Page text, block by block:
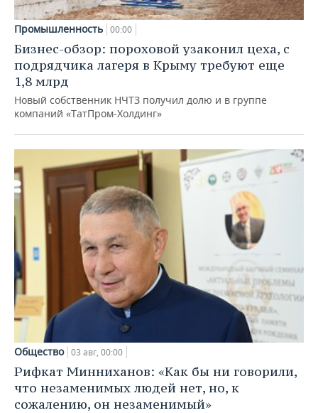
Промышленность 00:00
Бизнес-обзор: пороховой узаконил цеха, с
подрядчика лагеря в Крыму требуют еще
1,8 млрд
Новый собственник НЧТЗ получил долю и в группе
компаний «ТатПром-Холдинг»
Общество 03 авг, 00:00
Рифкат Минниханов: «Как бы ни говорили,
что незаменимых людей нет, но, к
сожалению, он незаменимый»